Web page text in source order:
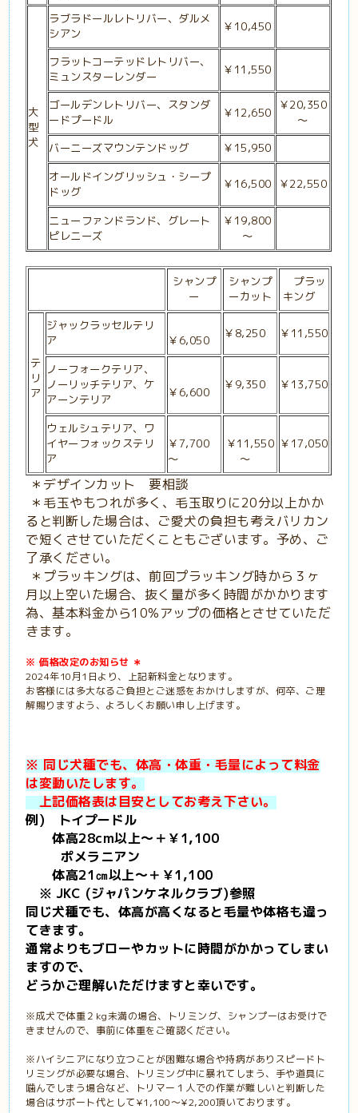
大
型
犬
ラブラドールレトリバー、ダルメ
シアン
￥10,450
フラットコーテッドレトリバー、
ミュンスターレンダー
￥11,550
ゴールデンレトリバー、スタンダ
ードプードル
￥12,650
￥20,350
～
バーニーズマウンテンドッグ
￥15,950
オールドイングリッシュ・シープ
ドッグ
￥16,500 ￥22,550
ニューファンドランド、グレート
ピレニーズ
￥19,800
～
シャンプ
ー
シャンプ
ーカット
プラッ
キング
テ
リ
ア
ジャックラッセルテリ
ア
￥6,050 ￥8,250 ￥11,550
ノーフォークテリア、
ノーリッチテリア、ケ
アーンテリア
￥6,600
￥9,350 ￥13,750
ウェルシュテリア、ワ
イヤーフォックステリ
ア
￥7,700
～
￥11,550
～
￥17,050
＊デザインカット 要相談
＊毛玉やもつれが多く、毛玉取りに20分以上かか
ると判断した場合は、ご愛犬の負担も考えバリカン
で短くさせていただくこともございます。予め、ご
了承ください。
＊プラッキングは、前回プラッキング時から３ヶ
月以上空いた場合、抜く量が多く時間がかかります
為、基本料金から10%アップの価格とさせていただ
きます。
※ 価格改定のお知らせ ＊
2024年10月1日より、上記新料金となります。
お客様には多大なるご負担とご迷惑をおかけしますが、何卒、ご理
解賜りますよう、よろしくお願い申し上げます。
※ 同じ犬種でも、体高・体重・毛量によって料金
は変動いたします。
上記価格表は目安としてお考え下さい。
例) トイプードル
体高28cm以上～＋￥1,100
ポメラニアン
体高21㎝以上～＋￥1,100
※ JKC (ジャパンケネルクラブ)参照
同じ犬種でも、体高が高くなると毛量や体格も違っ
てきます。
通常よりもブローやカットに時間がかかってしまい
ますので、
どうかご理解いただけますと幸いです。
※成犬で体重２kg未満の場合、トリミング、シャンプーはお受けで
きませんので、事前に体重をご確認ください。
※ハイシニアになり立つことが困難な場合や持病がありスピードト
リミングが必要な場合、トリミング中に暴れてしまう、手や道具に
噛んでしまう場合など、トリマー１人での作業が難しいと判断した
場合はサポート代として¥1,100～¥2,200頂いております。